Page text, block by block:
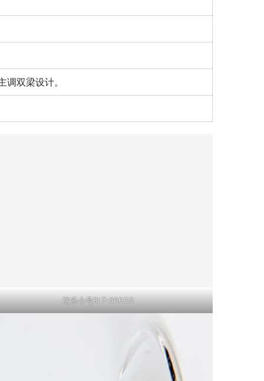
双梁设计。
瑞乐小号RLT-680GS